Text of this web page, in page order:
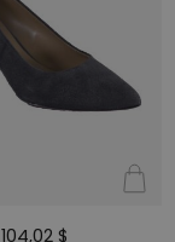
104,02 $